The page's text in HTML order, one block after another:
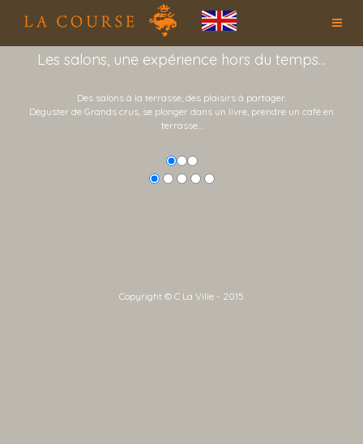
Les salons, une expérience hors du temps...
Des salons à la terrasse, des plaisirs à partager.
Déguster de Grands crus, se plonger dans un livre, prendre un café en
terrasse...
Copyright © C La Ville - 2015